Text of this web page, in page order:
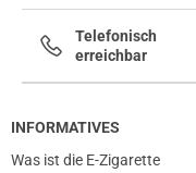
Telefonisch
erreichbar
INFORMATIVES
Was ist die E-Zigarette